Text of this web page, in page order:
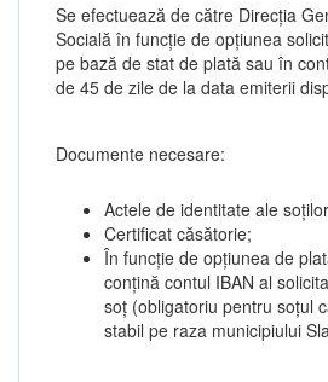
Se efectuează de către Direcția
Socială în funcție de opțiunea
pe bază de stat de plată sau în
de 45 de zile de la data emiterii
Documente necesare:
Actele de identitate ale
Certificat căsătorie;
În funcție de opțiunea de
conțină contul IBAN al
soț (obligatoriu pentru soțul
stabil pe raza municipiului